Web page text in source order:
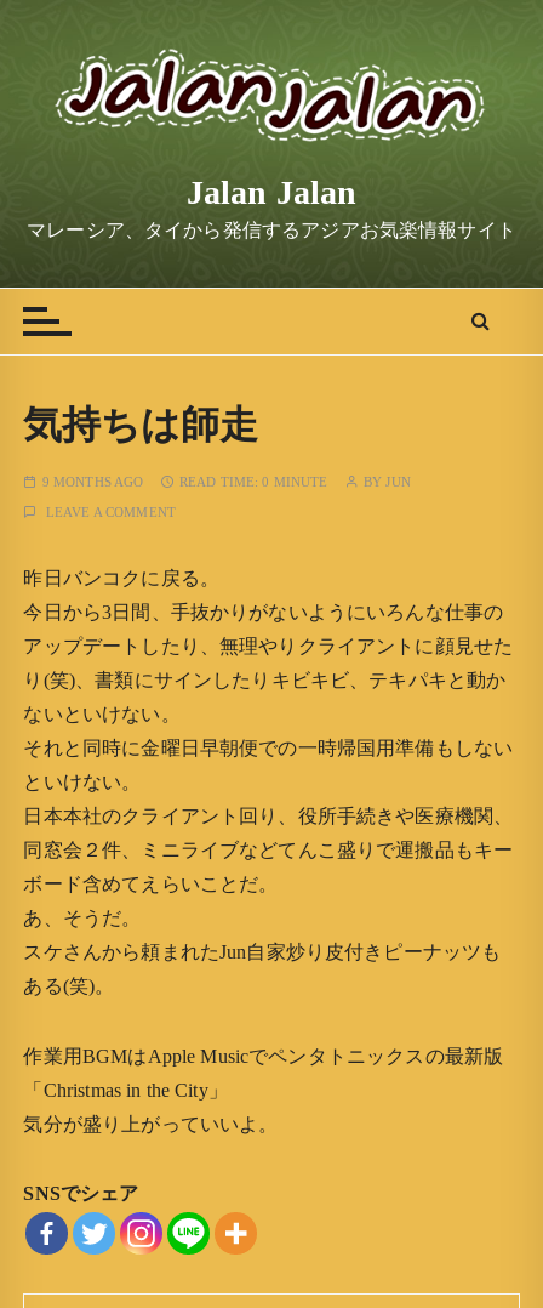
t
Jalan Jalan
マレーシア、タイから発信するアジアお気楽情報サイト
気持ちは師走
9 MONTHS AGO READ TIME:0 MINUTE BYJUN
LEAVE A COMMENT
昨日バンコクに戻る。
今日から3日間、手抜かりがないようにいろんな仕事の
アップデートしたり、無理やりクライアントに顔見せた
り(笑)、書類にサインしたりキビキビ、テキパキと動か
ないといけない。
それと同時に金曜日早朝便での一時帰国用準備もしない
といけない。
日本本社のクライアント回り、役所手続きや医療機関、
同窓会２件、ミニライブなどてんこ盛りで運搬品もキー
ボード含めてえらいことだ。
あ、そうだ。
スケさんから頼まれたJun自家炒り皮付きピーナッツも
ある(笑)。
作業用BGMはApple Musicでペンタトニックスの最新版
「Christmas in the City」
気分が盛り上がっていいよ。
SNSでシェア